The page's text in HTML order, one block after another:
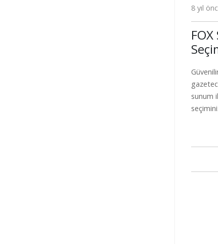
8 yıl
sunum